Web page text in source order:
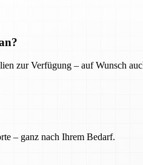
zur Verfügung – auf Wunsch
– ganz nach Ihrem Bedarf.